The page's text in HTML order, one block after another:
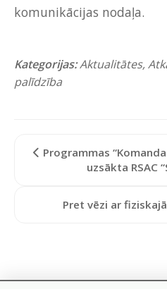
komunikācijas nodaļa.
Kategorijas:Aktualitātes,
palīdzība
Programmas
uzsākta RSAC
Pret vēzi ar